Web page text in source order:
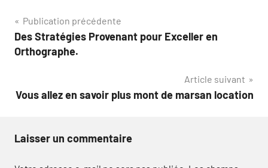
Navigation
de
Publication précédente
Des Stratégies Provenant pour Exceller en
Orthographe.
Article suivant
Vous allez en savoir plus mont de marsan location
Laisser un commentaire